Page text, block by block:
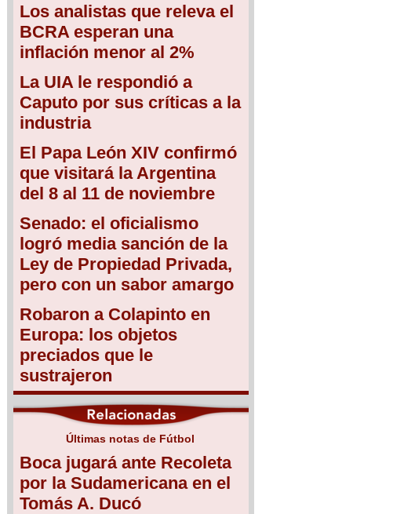
Los analistas que releva el
BCRA esperan una
inflación menor al 2%
La UIA le respondió a
Caputo por sus críticas a la
industria
El Papa León XIV confirmó
que visitará la Argentina
del 8 al 11 de noviembre
Senado: el oficialismo
logró media sanción de la
Ley de Propiedad Privada,
pero con un sabor amargo
Robaron a Colapinto en
Europa: los objetos
preciados que le
sustrajeron
Últimas notas de Fútbol
Boca jugará ante Recoleta
por la Sudamericana en el
Tomás A. Ducó